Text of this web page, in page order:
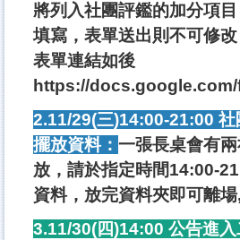
將列入社團評鑑的加分項
填寫，表單送出則不可修改
表單連結如後
https://
2.11/29(三)14:00-21:00 社
擺放資料： 一張長桌會有
放，請於指定時間14:00-
資料，放完資料夾即可離場
3.11/30(四)14:00 公告進入